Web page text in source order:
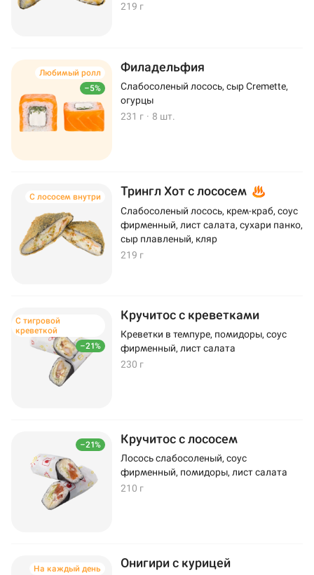
219 г
–5%
Любимый ролл Филадельфия
Слабосоленый лосось, сыр Cremette,
огурцы
231 г · 8 шт.
С лососем внутри Трингл Хот с лососем
Слабосоленый лосось, крем-краб, соус
фирменный, лист салата, сухари панко,
сыр плавленый, кляр
219 г
–21%
С тигровой
креветкой
Кручитос с креветками
Креветки в темпуре, помидоры, соус
фирменный, лист салата
230 г
–21% Кручитос с лососем
Лосось слабосоленый, соус
фирменный, помидоры, лист салата
210 г
На каждый день Онигири с курицей